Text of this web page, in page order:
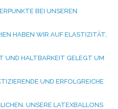
BEI UNSEREN Q
HABEN WIR AUF ELASTIZITÄT, F
HALTBARKEIT GELEGT UM I
UND ERFOLGREICHE V
UNSERE LATEXBALLONS S